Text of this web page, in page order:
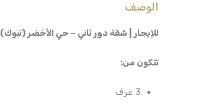
الوصف
للإيجار | شقة دور ثاني – حي الأخضر (تبوك)
تتكون من:
3 غرف